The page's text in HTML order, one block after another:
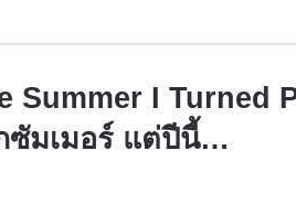
Summer I Turned
ซัมเมอร์ แต่ปีนี้…